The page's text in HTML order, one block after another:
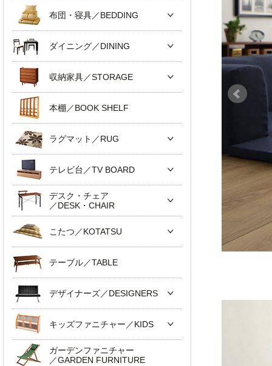
布団・寝具／BEDDING
ダイニング／DINING
収納家具／STORAGE
本棚／BOOK SHELF
ラグマット／RUG
テレビ台／TV BOARD
デスク・チェア
／DESK・CHAIR
こたつ／KOTATSU
テーブル／TABLE
デザイナーズ／DESIGNERS
キッズファニチャー／KIDS
ガーデンファニチャー
／GARDEN FURNITURE